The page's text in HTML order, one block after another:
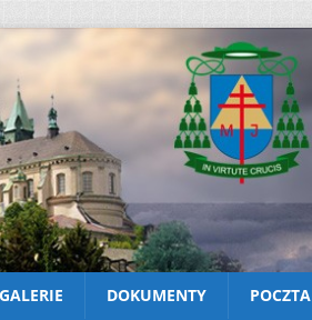
GALERIE DOKUMENTY POCZTA